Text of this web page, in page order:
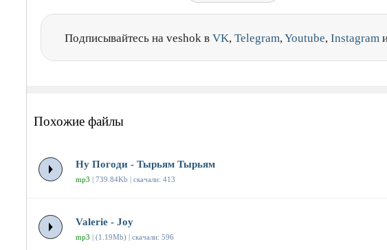
Подписывайтесь на veshok в VK, Telegram,Youtube, Instagram
Похожие файлы
Ну Погоди - Тырьям Тырьям
mp3 | 739.84Kb | скачали: 413
Valerie - Joy
mp3 | (1.19Mb) | скачали: 596